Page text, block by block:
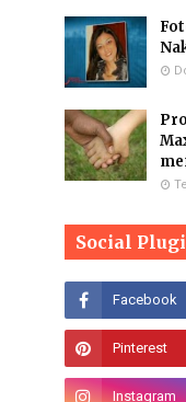
Social